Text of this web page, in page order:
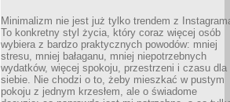
Minimalizm nie jest już tylko trendem z
To konkretny styl życia, który coraz więcej osób
wybiera z bardzo praktycznych powodów: mniej
stresu, mniej bałaganu, mniej niepotrzebnych
wydatków, więcej spokoju, przestrzeni i czasu dla
siebie. Nie chodzi o to, żeby mieszkać w pustym
pokoju z jednym krzesłem, ale o świadome